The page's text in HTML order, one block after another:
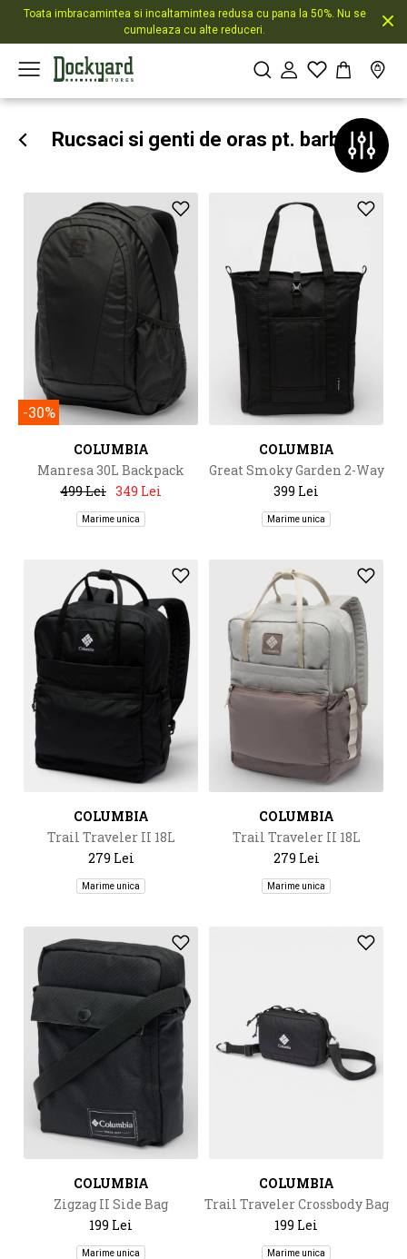
Toata imbracamintea si incaltamintea redusa cu pana la 50%. Nu se
cumuleaza cu alte reduceri.
Rucsaci si genti de oras pt. barbati
-30%
COLUMBIA
Manresa 30L Backpack
499 Lei 349 Lei
Marime unica
COLUMBIA
Great Smoky Garden 2-Way
Tote
399 Lei
Marime unica
COLUMBIA
Trail Traveler II 18L
Backpack
279 Lei
Marime unica
COLUMBIA
Trail Traveler II 18L
Backpack
279 Lei
Marime unica
COLUMBIA
Zigzag II Side Bag
199 Lei
Marime unica
COLUMBIA
Trail Traveler Crossbody Bag
199 Lei
Marime unica